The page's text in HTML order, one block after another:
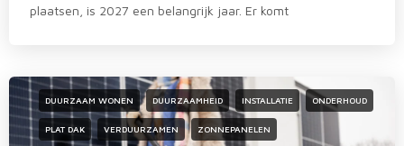
plaatsen, is 2027 een belangrijk jaar. Er komt
DUURZAAM WONEN DUURZAAMHEID INSTALLATIE ONDERHOUD
PLAT DAK VERDUURZAMEN ZONNEPANELEN